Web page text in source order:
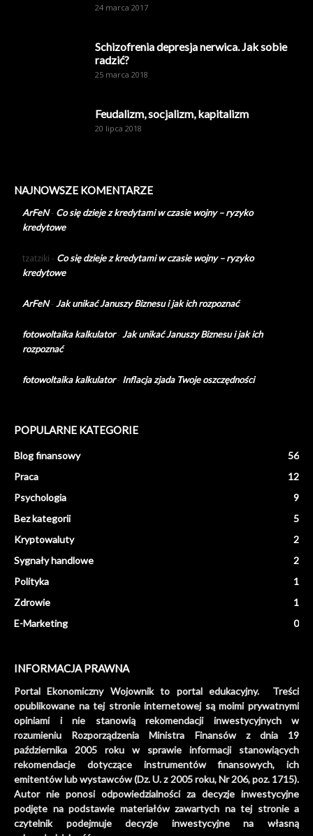
24 marca 2017
Schizofrenia depresja nerwica. Jak sobie
radzić?
25 marca 2018
Feudalizm, socjalizm, kapitalizm
20 lipca 2018
NAJNOWSZE KOMENTARZE
ArFeN- Co się dzieje z kredytami w czasie wojny – ryzyko
kredytowe
tzatziki - Co się dzieje z kredytami w czasie wojny – ryzyko
kredytowe
ArFeN- Jak unikać Januszy Biznesu i jak ich rozpoznać
fotowoltaika kalkulator- Jak unikać Januszy Biznesu i jak ich
rozpoznać
fotowoltaika kalkulator- Inflacja zjada Twoje oszczędności
POPULARNE KATEGORIE
Blog finansowy
56
Praca
12
Psychologia
9
Bez kategorii
5
Kryptowaluty
2
Sygnały handlowe
2
Polityka
1
Zdrowie
1
E-Marketing
0
INFORMACJA PRAWNA
Portal Ekonomiczny Wojownik to portal edukacyjny. Treści
opublikowane na tej stronie internetowej są moimi prywatnymi
opiniami i nie stanowią rekomendacji inwestycyjnych w
rozumieniu Rozporządzenia Ministra Finansów z dnia 19
października 2005 roku w sprawie informacji stanowiących
rekomendacje dotyczące instrumentów finansowych, ich
emitentów lub wystawców (Dz. U. z 2005 roku, Nr 206, poz. 1715).
Autor nie ponosi odpowiedzialności za decyzje inwestycyjne
podjęte na podstawie materiałów zawartych na tej stronie a
czytelnik podejmuje decyzje inwestycyjne na własną